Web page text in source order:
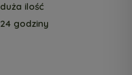
duża ilość
24 godziny